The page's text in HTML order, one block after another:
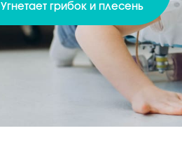
Угнетает грибок и плесень